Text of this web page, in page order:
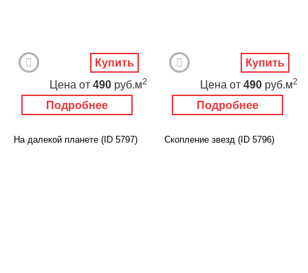
Подробнее
Цена от 490 руб.м2
Купить
Подробнее
Цена от 490 руб.м2
Купить
На далекой планете (ID 5797) Скопление звезд (ID 5796)